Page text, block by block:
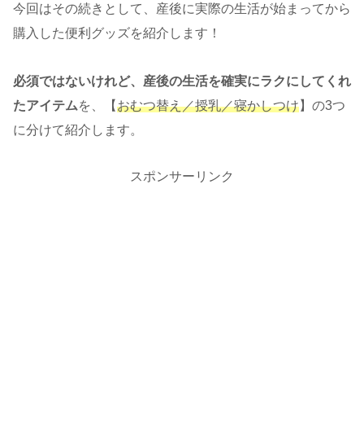
今回はその続きとして、産後に実際の生活が始まってから
購入した便利グッズを紹介します！
必須ではないけれど、産後の生活を確実にラクにしてくれ
たアイテムを、【おむつ替え／授乳／寝かしつけ】の3つ
に分けて紹介します。
スポンサーリンク